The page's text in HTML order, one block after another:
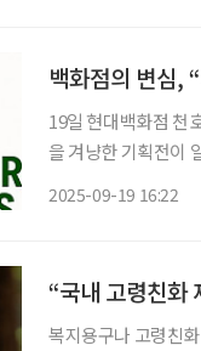
백화점의 변심,
19일 현대백화점 천
을 겨냥한 기획전이
2025-09-19 16:22
“국내 고령친화
복지용구나 고령친